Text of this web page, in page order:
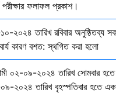
পরীক্ষার ফলাফল প্রকাশ।
২০২৪ তারিখ রবিবার অনুষ্ঠিতব্য
কারণ বশত: স্থগিত করা হলো
০২-০৯-২০২৪ তারিখ সোমবার হতে
২০২৪ তারিখ বৃহস্পতিবার হতে